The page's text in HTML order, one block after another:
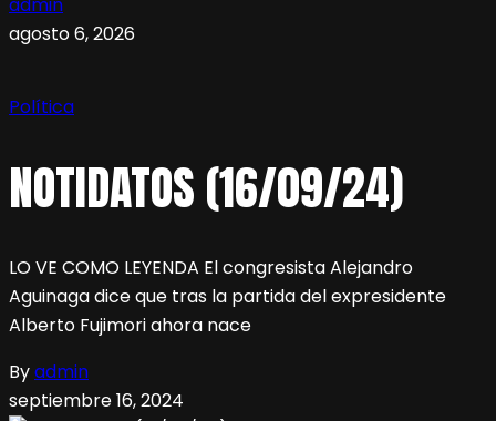
agosto 6, 2026
Política
NOTIDATOS (16/09/24)
LO VE COMO LEYENDA El congresista Alejandro
Aguinaga dice que tras la partida del expresidente
Alberto Fujimori ahora nace
Byadmin
septiembre 16, 2024